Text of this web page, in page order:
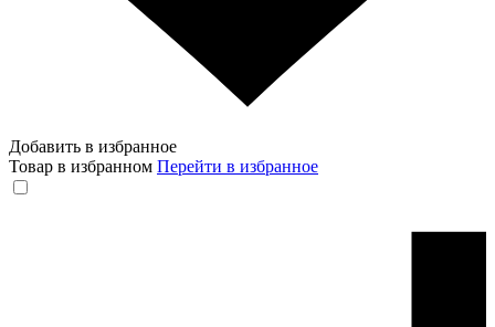
Добавить в избранное
Товар в избранном Перейти в избранное